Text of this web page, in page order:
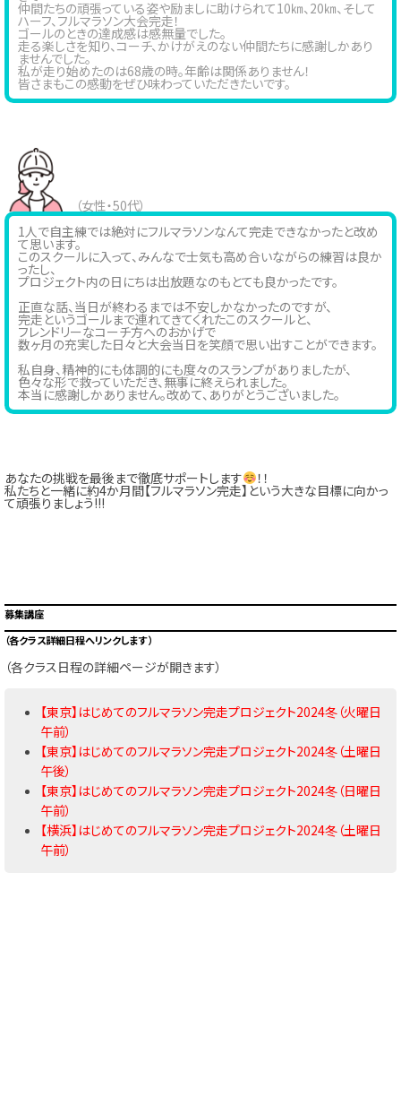
仲間たちの頑張っている姿や励ましに助けられて10㎞、20㎞、そして
ハーフ、フルマラソン大会完走！
ゴールのときの達成感は感無量でした。
走る楽しさを知り、コーチ、かけがえのない仲間たちに感謝しかあり
ませんでした。
私が走り始めたのは68歳の時。年齢は関係ありません！
皆さまもこの感動をぜひ味わっていただきたいです。
（女性・50代）
1人で自主練では絶対にフルマラソンなんて完走できなかったと改め
て思います。
このスクールに入って、みんなで士気も高め合いながらの練習は良か
ったし、
プロジェクト内の日にちは出放題なのもとても良かったです。
正直な話、当日が終わるまでは不安しかなかったのですが、
完走というゴールまで連れてきてくれたこのスクールと、
フレンドリーなコーチ方へのおかげで
数ヶ月の充実した日々と大会当日を笑顔で思い出すことができます。
私自身、精神的にも体調的にも度々のスランプがありましたが、
色々な形で救っていただき、無事に終えられました。
本当に感謝しかありません。改めて、ありがとうございました。
あなたの挑戦を最後まで徹底サポートします ！！
私たちと一緒に約4か月間【フルマラソン完走】という大きな目標に向かっ
て頑張りましょう!!!
募集講座
（各クラス詳細日程へリンクします）
（各クラス日程の詳細ページが開きます）
【東京】はじめてのフルマラソン完走プロジェクト2024冬（火曜日
午前）
【東京】はじめてのフルマラソン完走プロジェクト2024冬（土曜日
午後）
【東京】はじめてのフルマラソン完走プロジェクト2024冬（日曜日
午前）
【横浜】はじめてのフルマラソン完走プロジェクト2024冬（土曜日
午前）